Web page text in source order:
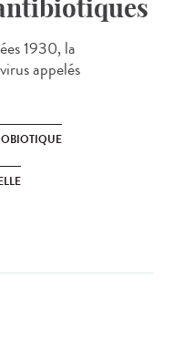
1930, la
appelés